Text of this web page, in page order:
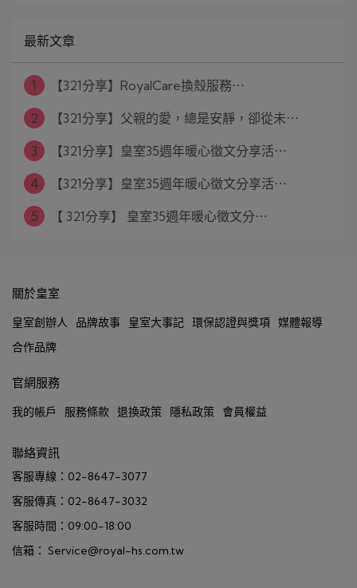
最新文章
1 【321分享】RoyalCare換殼服務⋯
2 【321分享】父親的愛，總是安靜，卻從未⋯
3 【321分享】皇室35週年暖心徵文分享活⋯
4 【321分享】皇室35週年暖心徵文分享活⋯
5 【 321分享】 皇室35週年暖心徵文分⋯
關於皇室
皇室創辦人 品牌故事 皇室大事記 環保認證與獎項 媒體報導
合作品牌
官網服務
我的帳戶 服務條款 退換政策 隱私政策 會員權益
聯絡資訊
客服專線：02-8647-3077
客服傳真：02-8647-3032
客服時間：09:00-18:00
信箱： Service@royal-hs.com.tw